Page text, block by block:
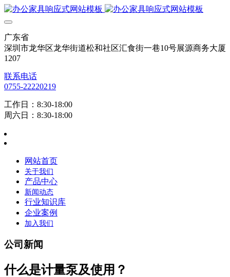
广东省
深圳市龙华区龙华街道松和社区汇食街一巷10号展源商务大厦
1207
联系电话
0755-22220219
工作日：8:30-18:00
周六日：8:30-18:00
网站首页
关于我们
产品中心
新闻动态
行业知识库
企业案例
加入我们
公司新闻
什么是计量泵及使用？